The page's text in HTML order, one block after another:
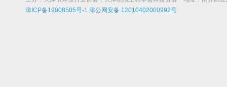
津ICP备19008505号-1 津公网安备 12010402000992号